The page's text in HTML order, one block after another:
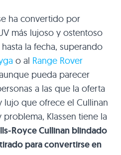
ha convertido por
más lujoso y ostentoso
la fecha, superando
o al Range Rover
pueda parecer
a las que la oferta
que ofrece el Cullinan
Klassen tiene la
Royce Cullinan blindado
para convertirse en